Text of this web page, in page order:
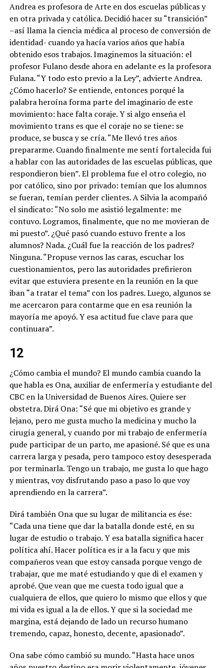
Andrea es profesora de Arte en dos escuelas públicas y
en otra privada y católica. Decidió hacer su “transición”
–así llama la ciencia médica al proceso de conversión de
identidad- cuando ya hacía varios años que había
obtenido esos trabajos. Imaginemos la situación: el
profesor Fulano desde ahora en adelante es la profesora
Fulana. “Y todo esto previo a la Ley”, advierte Andrea.
¿Cómo hacerlo? Se entiende, entonces porqué la
palabra heroína forma parte del imaginario de este
movimiento: hace falta coraje. Y si algo enseña el
movimiento trans es que el coraje no se tiene: se
produce, se busca y se cría. “Me llevó tres años
prepararme. Cuando finalmente me sentí fortalecida fui
a hablar con las autoridades de las escuelas públicas, que
respondieron bien”. El problema fue el otro colegio, no
por católico, sino por privado: temían que los alumnos
se fueran, temían perder clientes. A Silvia la acompañó
el sindicato: “No solo me asistió legalmente: me
contuvo. Logramos, finalmente, que no me movieran de
mi puesto”. ¿Qué pasó cuando estuvo frente a los
alumnos? Nada. ¿Cuál fue la reacción de los padres?
Ninguna. “Propuse vernos las caras, escuchar los
cuestionamientos, pero las autoridades prefirieron
evitar que estuviera presente en la reunión en la que
iban “a tratar el tema” con los padres. Luego, algunos se
me acercaron para contarme que en esa reunión la
mayoría me apoyó. Y esa actitud fue clave para que
continuara”.
12
¿Cómo cambia el mundo? El mundo cambia cuando la
que habla es Ona, auxiliar de enfermería y estudiante del
CBC en la Universidad de Buenos Aires. Quiere ser
obstetra. Dirá Ona: “Sé que mi objetivo es grande y
lejano, pero me gusta mucho la medicina y mucho la
cirugía general, y cuando por mi trabajo de enfermería
pude participar de un parto, me apasioné. Sé que es una
carrera larga y pesada, pero tampoco estoy desesperada
por terminarla. Tengo un trabajo, me gusta lo que hago
y mientras, voy disfrutando paso a paso lo que voy
aprendiendo en la carrera”.
Dirá también Ona que su lugar de militancia es ése:
“Cada una tiene que dar la batalla donde esté, en su
lugar de estudio o trabajo. Y esa batalla significa hacer
política ahí. Hacer política es ir a la facu y que mis
compañeros vean que estoy cansada porque vengo de
trabajar, que me maté estudiando y que di el examen y
aprobé. Que vean que me cuesta todo igual que a
cualquiera de ellos, que quiero lo mismo que ellos y que
mi vida es igual a la de ellos. Y que si la sociedad me
margina, está dejando de lado un recurso humano
tremendo, capaz, honesto, decente, apasionado”.
Ona sabe cómo cambió su mundo. “Hasta hace unos